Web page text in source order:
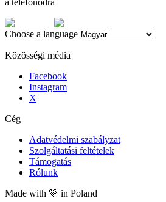
a telefonodra
Choose a language
Közösségi média
Facebook
Instagram
X
Cég
Adatvédelmi szabályzat
Szolgáltatási feltételek
Támogatás
Rólunk
Made with 💚 in Poland